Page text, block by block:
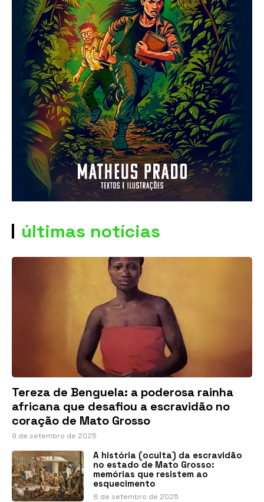
últimas notícias
Tereza de Benguela: a poderosa rainha
africana que desafiou a escravidão no
coração de Mato Grosso
9 de setembro de 2025
A história (oculta) da escravidão
no estado de Mato Grosso:
memórias que resistem ao
esquecimento
8 de setembro de 2025